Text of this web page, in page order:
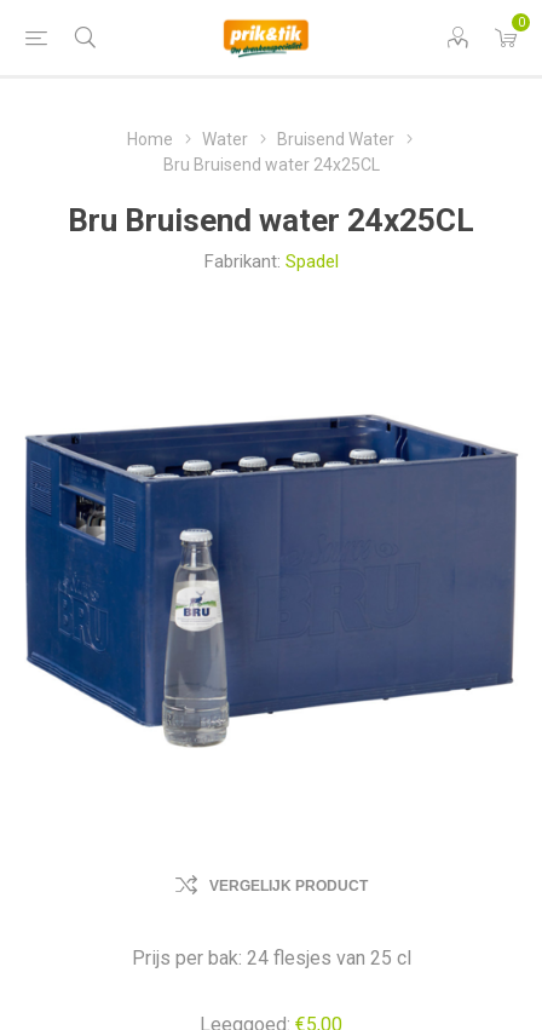
0
Home Water
Bruisend Water
Bru Bruisend water 24x25CL
Bru Bruisend water 24x25CL
Fabrikant: Spadel
VERGELIJK PRODUCT
Prijs per bak: 24 flesjes van 25 cl
Leeggoed: €5,00